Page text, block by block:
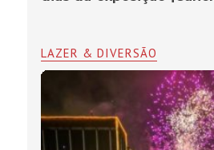
LAZER & DIVERSÃO